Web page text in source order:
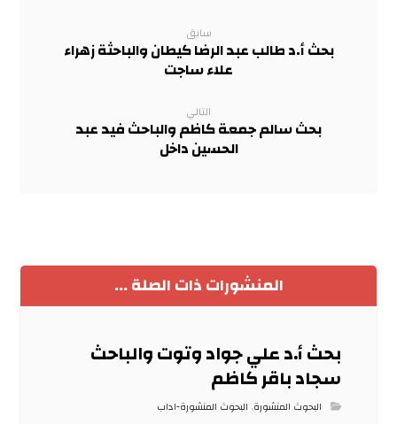
سابق
بحث أ.د طالب عبد الرضا كيطان والباحثة زهراء
علاء ساجت
التالي
بحث سالم جمعة كاظم والباحث فيد عبد
الحسين داخل
المنشورات ذات الصلة ...
بحث أ.د علي جواد وتوت والباحث
سجاد باقر كاظم
البحوث المنشورة, البحوث المنشورة-اداب